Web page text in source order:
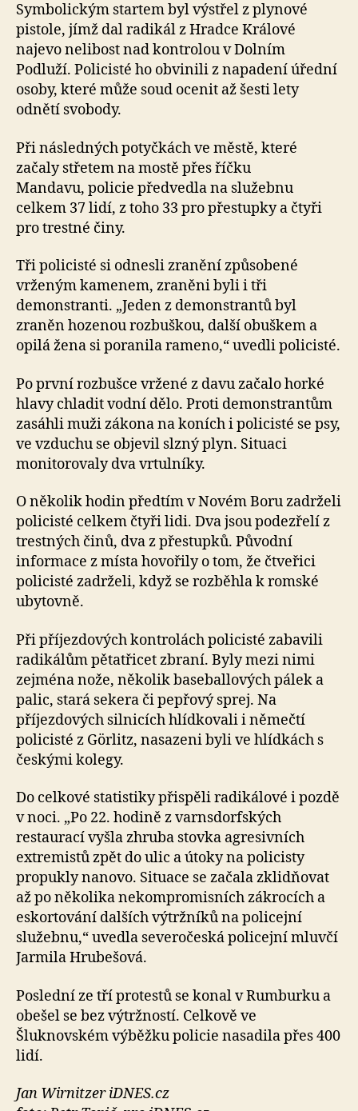
Symbolickým startem byl výstřel z plynové
pistole, jímž dal radikál z Hradce Králové
najevo nelibost nad kontrolou v Dolním
Podluží. Policisté ho obvinili z napadení úřední
osoby, které může soud ocenit až šesti lety
odnětí svobody.
Při následných potyčkách ve městě, které
začaly střetem na mostě přes říčku
Mandavu, policie předvedla na služebnu
celkem 37 lidí, z toho 33 pro přestupky a čtyři
pro trestné činy.
Tři policisté si odnesli zranění způsobené
vrženým kamenem, zraněni byli i tři
demonstranti. „Jeden z demonstrantů byl
zraněn hozenou rozbuškou, další obuškem a
opilá žena si poranila rameno,“ uvedli policisté.
Po první rozbušce vržené z davu začalo horké
hlavy chladit vodní dělo. Proti demonstrantům
zasáhli muži zákona na koních i policisté se psy,
ve vzduchu se objevil slzný plyn. Situaci
monitorovaly dva vrtulníky.
O několik hodin předtím v Novém Boru zadrželi
policisté celkem čtyři lidi. Dva jsou podezřelí z
trestných činů, dva z přestupků. Původní
informace z místa hovořily o tom, že čtveřici
policisté zadrželi, když se rozběhla k romské
ubytovně.
Při příjezdových kontrolách policisté zabavili
radikálům pětatřicet zbraní. Byly mezi nimi
zejména nože, několik baseballových pálek a
palic, stará sekera či pepřový sprej. Na
příjezdových silnicích hlídkovali i němečtí
policisté z Görlitz, nasazeni byli ve hlídkách s
českými kolegy.
Do celkové statistiky přispěli radikálové i pozdě
v noci. „Po 22. hodině z varnsdorfských
restaurací vyšla zhruba stovka agresivních
extremistů zpět do ulic a útoky na policisty
propukly nanovo. Situace se začala zklidňovat
až po několika nekompromisních zákrocích a
eskortování dalších výtržníků na policejní
služebnu,“ uvedla severočeská policejní mluvčí
Jarmila Hrubešová.
Poslední ze tří protestů se konal v Rumburku a
obešel se bez výtržností. Celkově ve
Šluknovském výběžku policie nasadila přes 400
lidí.
Jan Wirnitzer iDNES.cz